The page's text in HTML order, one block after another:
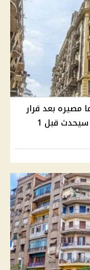
مصيره بعد قرار
الرئيس بفض البرلمان؟ كواليس ما سيحدث قبل 1